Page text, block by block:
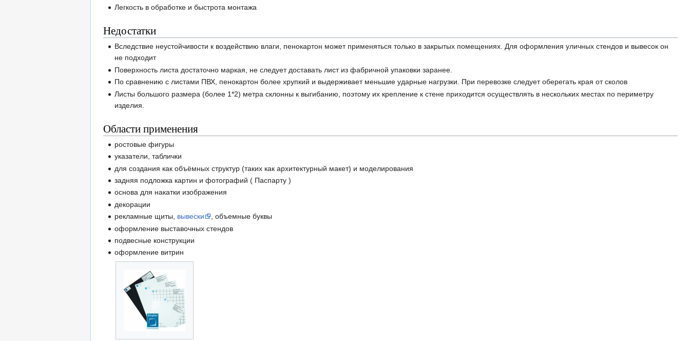
Легкость в обработке и быстрота монтажа
Недостатки
Вследствие неустойчивости к воздействию влаги, пенокартон может применяться только в закрытых помещениях. Для оформления уличных стендов и вывесок он
не подходит
Поверхность листа достаточно маркая, не следует доставать лист из фабричной упаковки заранее.
По сравнению с листами ПВХ, пенокартон более хрупкий и выдерживает меньшие ударные нагрузки. При перевозке следует оберегать края от сколов
Листы большого размера (более 1*2) метра склонны к выгибанию, поэтому их крепление к стене приходится осуществлять в нескольких местах по периметру
изделия.
Области применения
ростовые фигуры
указатели, таблички
для создания как объёмных структур (таких как архитектурный макет) и моделирования
задняя подложка картин и фотографий ( Паспарту )
основа для накатки изображения
декорации
рекламные щиты, вывески
, объемные буквы
оформление выставочных стендов
подвесные конструкции
оформление витрин